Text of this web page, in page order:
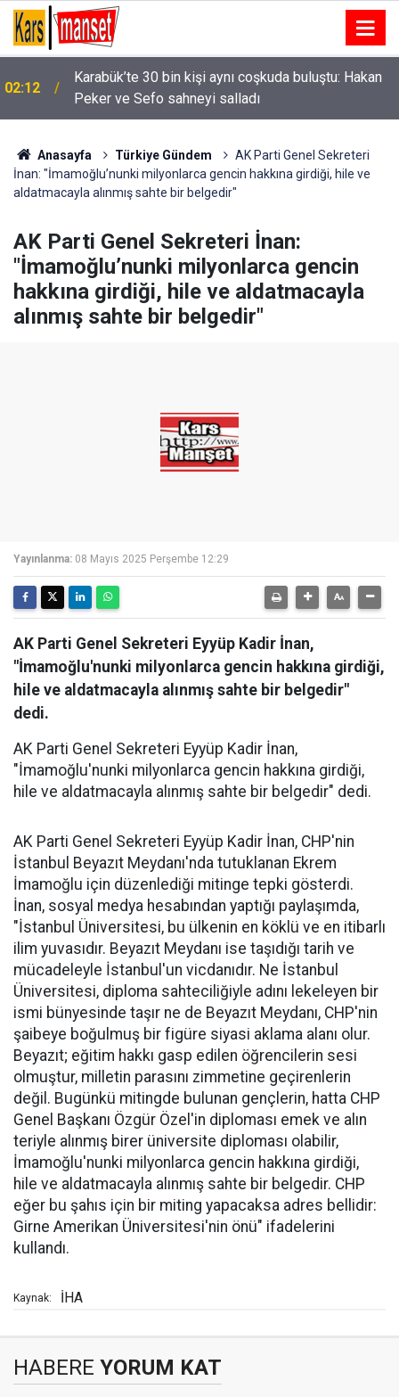
Karabük’te 30 bin kişi aynı coşkuda buluştu: Hakan
Peker ve Sefo sahneyi salladı
01:58 Niğde’de iki otomobil çarpıştı: 4 yaralı
Anasayfa Türkiye Gündem
AK Parti Genel Sekreteri
İnan: "İmamoğlu’nunki milyonlarca gencin hakkına girdiği, hile ve
aldatmacayla alınmış sahte bir belgedir"
AK Parti Genel Sekreteri İnan:
"İmamoğlu’nunki milyonlarca gencin
hakkına girdiği, hile ve aldatmacayla
alınmış sahte bir belgedir"
Yayınlanma: 08 Mayıs 2025 Perşembe 12:29
AK Parti Genel Sekreteri Eyyüp Kadir İnan,
"İmamoğlu'nunki milyonlarca gencin hakkına girdiği,
hile ve aldatmacayla alınmış sahte bir belgedir"
dedi.
AK Parti Genel Sekreteri Eyyüp Kadir İnan,
"İmamoğlu'nunki milyonlarca gencin hakkına girdiği,
hile ve aldatmacayla alınmış sahte bir belgedir" dedi.
AK Parti Genel Sekreteri Eyyüp Kadir İnan, CHP'nin
İstanbul Beyazıt Meydanı'nda tutuklanan Ekrem
İmamoğlu için düzenlediği mitinge tepki gösterdi.
İnan, sosyal medya hesabından yaptığı paylaşımda,
"İstanbul Üniversitesi, bu ülkenin en köklü ve en itibarlı
ilim yuvasıdır. Beyazıt Meydanı ise taşıdığı tarih ve
mücadeleyle İstanbul'un vicdanıdır. Ne İstanbul
Üniversitesi, diploma sahteciliğiyle adını lekeleyen bir
ismi bünyesinde taşır ne de Beyazıt Meydanı, CHP'nin
şaibeye boğulmuş bir figüre siyasi aklama alanı olur.
Beyazıt; eğitim hakkı gasp edilen öğrencilerin sesi
olmuştur, milletin parasını zimmetine geçirenlerin
değil. Bugünkü mitingde bulunan gençlerin, hatta CHP
Genel Başkanı Özgür Özel'in diploması emek ve alın
teriyle alınmış birer üniversite diploması olabilir,
İmamoğlu'nunki milyonlarca gencin hakkına girdiği,
hile ve aldatmacayla alınmış sahte bir belgedir. CHP
eğer bu şahıs için bir miting yapacaksa adres bellidir:
Girne Amerikan Üniversitesi'nin önü" ifadelerini
kullandı.
Kaynak: İHA
HABERE YORUM KAT